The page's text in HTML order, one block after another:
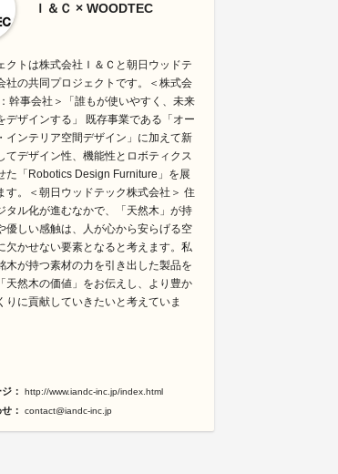
Ｉ＆Ｃ × WOODTEC
クトは株式会社Ｉ＆Ｃと朝日ウッドテ
社の共同プロジェクトです。＜株式会
幹事会社＞「誰もが使いやすく、未来
デザインする」 既存事業である「オー
インテリア空間デザイン」に加えて新
てデザイン性、機能性とロボティクス
た「Robotics Design Furniture」を展
す。＜朝日ウッドテック株式会社＞ 住
タル化が進むなかで、「天然木」が持
優しい感触は、人が心から安らげる空
欠かせない要素となると考えます。私
木が持つ素材の力を引き出した製品を
天然木の価値」をお伝えし、より豊か
りに貢献していきたいと考えていま
： http://www.iandc-inc.jp/index.html
： contact@iandc-inc.jp